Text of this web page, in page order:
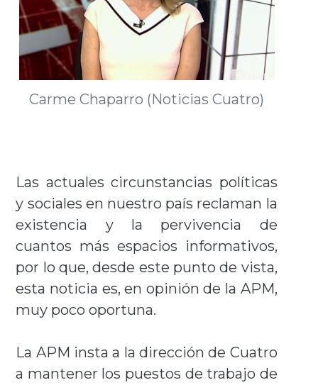
Carme Chaparro (Noticias Cuatro)
Las actuales circunstancias políticas
y sociales en nuestro país reclaman la
existencia y la pervivencia de
cuantos más espacios informativos,
por lo que, desde este punto de vista,
esta noticia es, en opinión de la APM,
muy poco oportuna.
La APM insta a la dirección de Cuatro
a mantener los puestos de trabajo de